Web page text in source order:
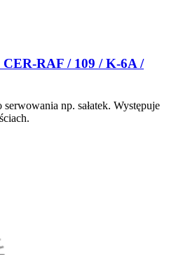
RAF / 109 / K-6A /
serwowania np. sałatek. Występuje